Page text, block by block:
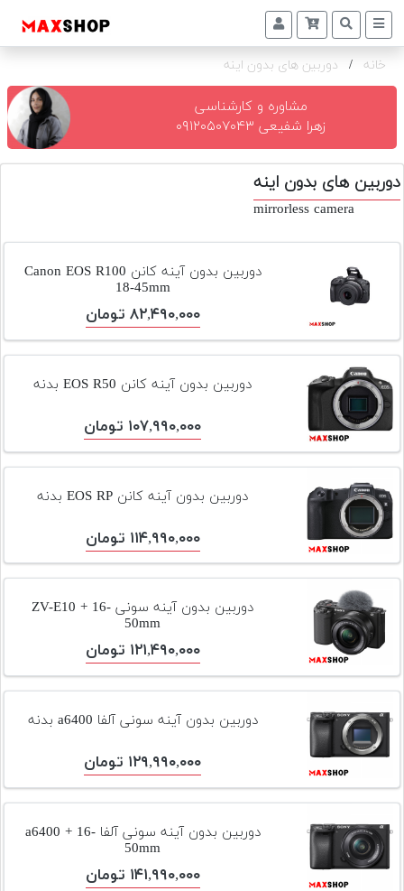
دوربین
و
تجهیزات
و
اکسسوری
دست
خرید
اجاره
دوربین
و
تجهیزات
مکث
افزودن
محصول
لیست
قیمت
دوربین
بله
خانه / دوربین های بدون اینه
مشاوره و کارشناسی
زهرا شفیعی ۰۹۱۲۰۵۰۷۰۴۳
دوربین های بدون اینه
mirrorless camera
دوربین بدون آینه کانن Canon EOS R100
18-45mm
۸۲,۴۹۰,۰۰۰ تومان
دوربین بدون آینه کانن EOS R50 بدنه
۱۰۷,۹۹۰,۰۰۰ تومان
دوربین بدون آینه کانن EOS RP بدنه
۱۱۴,۹۹۰,۰۰۰ تومان
دوربین بدون آینه سونی ZV-E10 + 16-
50mm
۱۲۱,۴۹۰,۰۰۰ تومان
دوربین بدون آینه سونی آلفا a6400 بدنه
۱۲۹,۹۹۰,۰۰۰ تومان
دوربین بدون آینه سونی آلفا a6400 + 16-
50mm
۱۴۱,۹۹۰,۰۰۰ تومان